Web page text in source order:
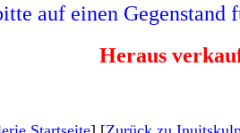
auf einen Gegenstand
Heraus